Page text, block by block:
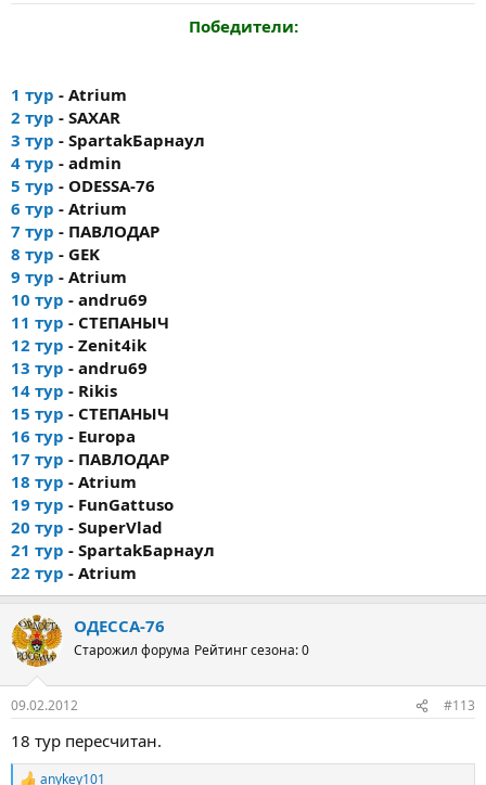
Победители:
1 тур - Atrium
2 тур - SAXAR
3 тур - SpartakБарнаул
4 тур - admin
5 тур - ODESSA-76
6 тур - Atrium
7 тур - ПАВЛОДАР
8 тур - GEK
9 тур - Atrium
10 тур - andru69
11 тур - СТЕПАНЫЧ
12 тур - Zenit4ik
13 тур - andru69
14 тур - Rikis
15 тур - СТЕПАНЫЧ
16 тур - Europa
17 тур - ПАВЛОДАР
18 тур - Atrium
19 тур - FunGattuso
20 тур - SuperVlad
21 тур - SpartakБарнаул
22 тур - Atrium
ОДЕССА-76
Старожил форума Рейтинг сезона: 0
09.02.2012 #113
18 тур пересчитан.
anykey101